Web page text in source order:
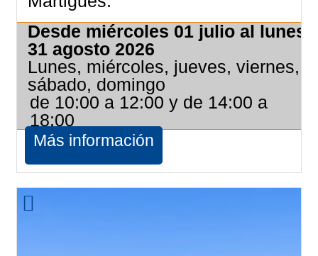
Desde miércoles 01 julio al lunes
31 agosto 2026
Lunes, miércoles, jueves, viernes,
sábado, domingo
de 10:00 a 12:00 y de 14:00 a
18:00
Más información